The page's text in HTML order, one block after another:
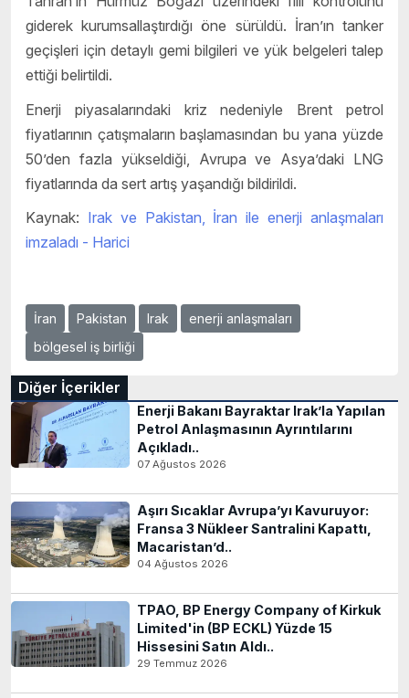
giderek kurumsallaştırdığı öne sürüldü. İran’ın tanker
geçişleri için detaylı gemi bilgileri ve yük belgeleri talep
ettiği belirtildi.
Enerji piyasalarındaki kriz nedeniyle Brent petrol
fiyatlarının çatışmaların başlamasından bu yana yüzde
50’den fazla yükseldiği, Avrupa ve Asya’daki LNG
fiyatlarında da sert artış yaşandığı bildirildi.
Kaynak: Irak ve Pakistan, İran ile enerji anlaşmaları
imzaladı - Harici
İran Pakistan Irak
enerji anlaşmaları
bölgesel iş birliği
Diğer İçerikler
Enerji Bakanı Bayraktar Irak’la Yapılan
Petrol Anlaşmasının Ayrıntılarını
Açıkladı..
07 Ağustos 2026
Aşırı Sıcaklar Avrupa’yı Kavuruyor:
Fransa 3 Nükleer Santralini Kapattı,
Macaristan’d..
04 Ağustos 2026
TPAO, BP Energy Company of Kirkuk
Limited'in (BP ECKL) Yüzde 15
Hissesini Satın Aldı..
29 Temmuz 2026